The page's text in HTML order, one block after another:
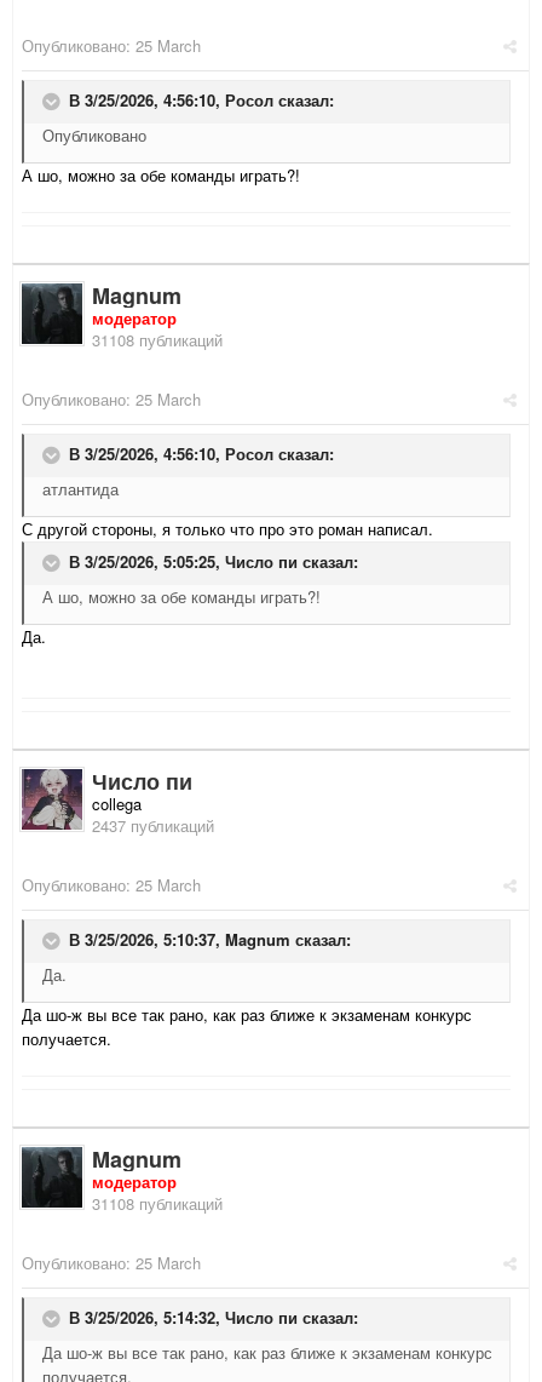
Опубликовано: 25 March
В 3/25/2026, 4:56:10, Росол сказал:
Опубликовано
А шо, можно за обе команды играть?!
Magnum
модератор
31108 публикаций
Опубликовано: 25 March
В 3/25/2026, 4:56:10, Росол сказал:
атлантида
С другой стороны, я только что про это роман написал.
В 3/25/2026, 5:05:25, Число пи сказал:
А шо, можно за обе команды играть?!
Да.
Число пи
collega
2437 публикаций
Опубликовано: 25 March
В 3/25/2026, 5:10:37, Magnum сказал:
Да.
Да шо-ж вы все так рано, как раз ближе к экзаменам конкурс
получается.
Magnum
модератор
31108 публикаций
Опубликовано: 25 March
В 3/25/2026, 5:14:32, Число пи сказал:
Да шо-ж вы все так рано, как раз ближе к экзаменам конкурс
получается.